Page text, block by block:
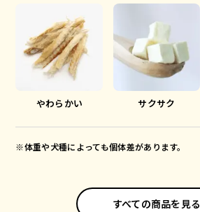
やわらかい サクサク
※体重や犬種によっても個体差があります。
すべての商品を見る